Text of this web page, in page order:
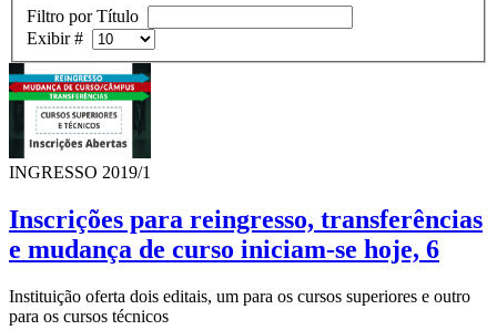
Filtro por Título
Exibir #
INGRESSO 2019/1
Inscrições para reingresso, transferências
e mudança de curso iniciam-se hoje, 6
Instituição oferta dois editais, um para os cursos superiores e outro
para os cursos técnicos